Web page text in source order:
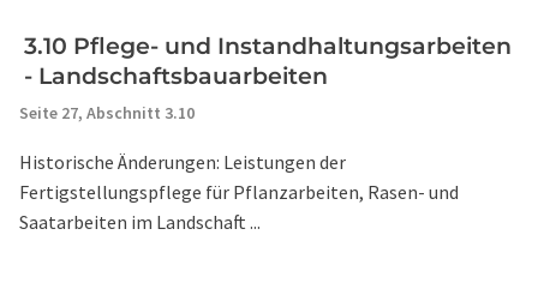
3.10 Pflege- und Instandhaltungsarbeiten
- Landschaftsbauarbeiten
Seite 27, Abschnitt 3.10
Historische Änderungen: Leistungen der
Fertigstellungspflege für Pflanzarbeiten, Rasen- und
Saatarbeiten im Landschaft ...